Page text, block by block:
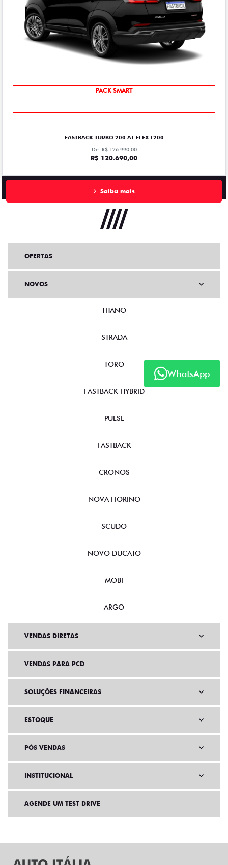
PACK SMART
FASTBACK TURBO 200 AT FLEX T200
De: R$ 126.990,00
R$ 120.690,00
Saiba mais
WhatsApp
OFERTAS
NOVOS
TITANO
STRADA
TORO
FASTBACK HYBRID
PULSE
FASTBACK
CRONOS
NOVA FIORINO
SCUDO
NOVO DUCATO
MOBI
ARGO
VENDAS DIRETAS
VENDAS PARA PCD
SOLUÇÕES FINANCEIRAS
ESTOQUE
PÓS VENDAS
INSTITUCIONAL
AGENDE UM TEST DRIVE